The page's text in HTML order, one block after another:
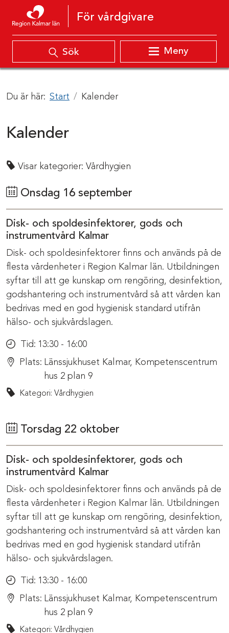
Hoppa till innehåll
För vårdgivare
Sök Meny
Du är här: Start Kalender
Kalender
Visar kategorier: Vårdhygien
Onsdag 16 september
Disk- och spoldesinfektorer, gods och
instrumentvård Kalmar
Disk- och spoldesinfektorer finns och används på de
flesta vårdenheter i Region Kalmar län. Utbildningen
syftar till att ge kunskap om rengöring, desinfektion,
godshantering och instrumentvård så att vården kan
bedrivas med en god hygienisk standard utifrån
hälso- och sjukvårdslagen.
Tid: 13:30 - 16:00
Plats: Länssjukhuset Kalmar, Kompetenscentrum
hus 2 plan 9
Kategori: Vårdhygien
Torsdag 22 oktober
Disk- och spoldesinfektorer, gods och
instrumentvård Kalmar
Disk- och spoldesinfektorer finns och används på de
flesta vårdenheter i Region Kalmar län. Utbildningen
syftar till att ge kunskap om rengöring, desinfektion,
godshantering och instrumentvård så att vården kan
bedrivas med en god hygienisk standard utifrån
hälso- och sjukvårdslagen.
Tid: 13:30 - 16:00
Plats: Länssjukhuset Kalmar, Kompetenscentrum
hus 2 plan 9
Kategori: Vårdhygien